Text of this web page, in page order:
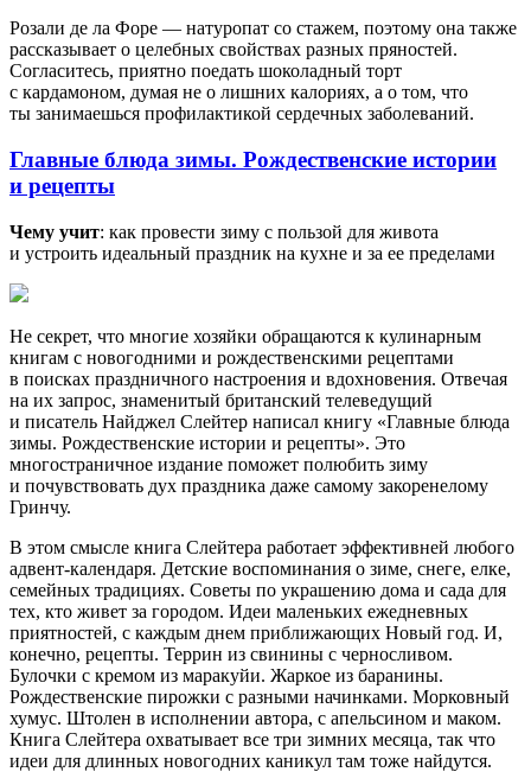
Розали де ла Форе — натуропат со стажем, поэтому она также
рассказывает о целебных свойствах разных пряностей.
Согласитесь, приятно поедать шоколадный торт
с кардамоном, думая не о лишних калориях, а о том, что
ты занимаешься профилактикой сердечных заболеваний.
Главные блюда зимы. Рождественские истории
и рецепты
Чему учит: как провести зиму с пользой для живота
и устроить идеальный праздник на кухне и за ее пределами
Не секрет, что многие хозяйки обращаются к кулинарным
книгам с новогодними и рождественскими рецептами
в поисках праздничного настроения и вдохновения. Отвечая
на их запрос, знаменитый британский телеведущий
и писатель Найджел Слейтер написал книгу «Главные блюда
зимы. Рождественские истории и рецепты». Это
многостраничное издание поможет полюбить зиму
и почувствовать дух праздника даже самому закоренелому
Гринчу.
В этом смысле книга Слейтера работает эффективней любого
адвент-календаря. Детские воспоминания о зиме, снеге, елке,
семейных традициях. Советы по украшению дома и сада для
тех, кто живет за городом. Идеи маленьких ежедневных
приятностей, с каждым днем приближающих Новый год. И,
конечно, рецепты. Террин из свинины с черносливом.
Булочки с кремом из маракуйи. Жаркое из баранины.
Рождественские пирожки с разными начинками. Морковный
хумус. Штолен в исполнении автора, с апельсином и маком.
Книга Слейтера охватывает все три зимних месяца, так что
идеи для длинных новогодних каникул там тоже найдутся.